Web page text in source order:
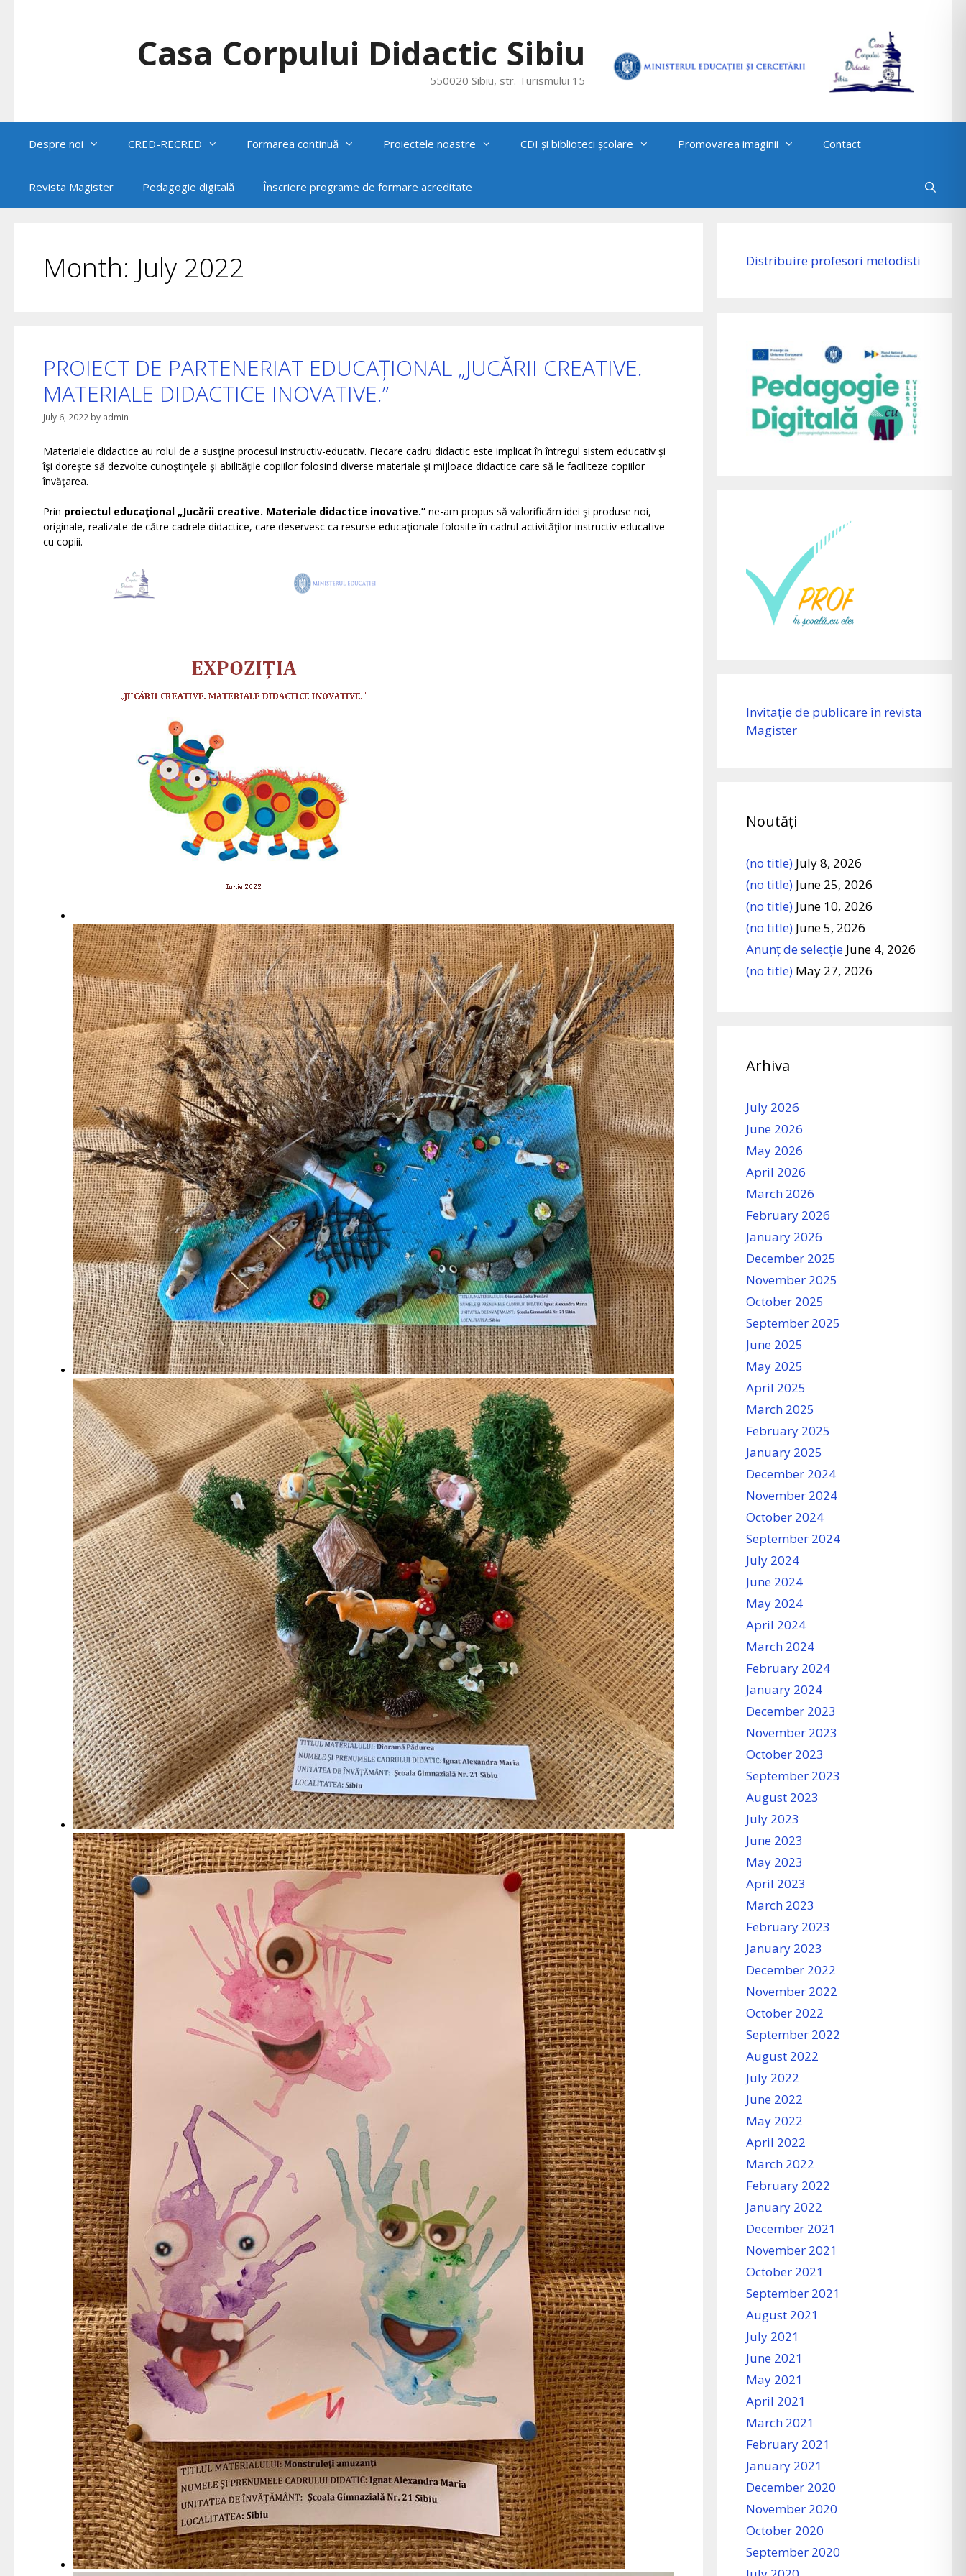
Casa Corpului Didactic Sibiu
550020 Sibiu, str. Turismului 15
Despre noi CRED-RECRED Formarea continuă Proiectele noastre CDI și biblioteci școlare Promovarea imaginii Contact
Revista Magister Pedagogie digitală Înscriere programe de formare acreditate
Month: July 2022
PROIECT DE PARTENERIAT EDUCAȚIONAL „JUCĂRII CREATIVE.
MATERIALE DIDACTICE INOVATIVE.”
July 6, 2022 by admin
Materialele didactice au rolul de a susţine procesul instructiv-educativ. Fiecare cadru didactic este implicat în întregul sistem educativ şi
îşi doreşte să dezvolte cunoştinţele şi abilităţile copiilor folosind diverse materiale şi mijloace didactice care să le faciliteze copiilor
învăţarea.
Prin proiectul educaţional „Jucării creative. Materiale didactice inovative.”ne-am propus să valorificăm idei şi produse noi,
originale, realizate de către cadrele didactice, care deservesc ca resurse educaţionale folosite în cadrul activităţilor instructiv-educative
cu copiii.
Distribuire profesori metodisti
Invitație de publicare în revista
Magister
Noutăți
(no title) July 8, 2026
(no title) June 25, 2026
(no title) June 10, 2026
(no title) June 5, 2026
Anunț de selecție June 4, 2026
(no title) May 27, 2026
Arhiva
July 2026
June 2026
May 2026
April 2026
March 2026
February 2026
January 2026
December 2025
November 2025
October 2025
September 2025
June 2025
May 2025
April 2025
March 2025
February 2025
January 2025
December 2024
November 2024
October 2024
September 2024
July 2024
June 2024
May 2024
April 2024
March 2024
February 2024
January 2024
December 2023
November 2023
October 2023
September 2023
August 2023
July 2023
June 2023
May 2023
April 2023
March 2023
February 2023
January 2023
December 2022
November 2022
October 2022
September 2022
August 2022
July 2022
June 2022
May 2022
April 2022
March 2022
February 2022
January 2022
December 2021
November 2021
October 2021
September 2021
August 2021
July 2021
June 2021
May 2021
April 2021
March 2021
February 2021
January 2021
December 2020
November 2020
October 2020
September 2020